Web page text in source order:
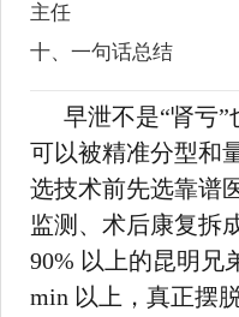
主任
十、一句话总结
早泄不是“肾亏”
可以被精准分型和
选技术前先选靠谱
监测、术后康复拆
90% 以上的昆明兄
min 以上，真正摆